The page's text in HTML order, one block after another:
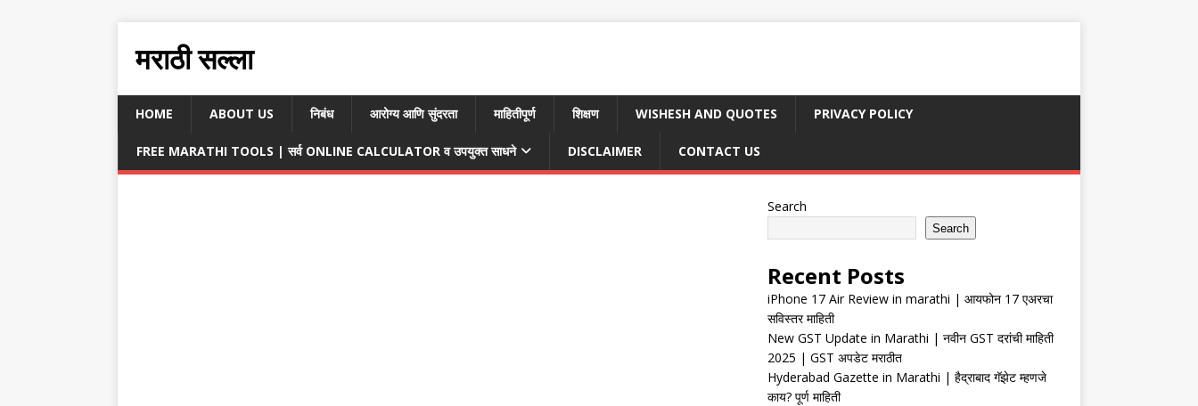
मराठी सल्ला
HOME ABOUT US निबंध आरोग्य आणि सुंदरता माहितीपूर्ण शिक्षण WISHESH AND QUOTES PRIVACY POLICY
FREE MARATHI TOOLS | सर्व ONLINE CALCULATOR व उपयुक्त साधने DISCLAIMER CONTACT US
Search
Search
Recent Posts
iPhone 17 Air Review in marathi | आयफोन 17 एअरचा
सविस्तर माहिती
New GST Update in Marathi | नवीन GST दरांची माहिती
2025 | GST अपडेट मराठीत
Hyderabad Gazette in Marathi | हैद्राबाद गॅझेट म्हणजे
काय? पूर्ण माहिती